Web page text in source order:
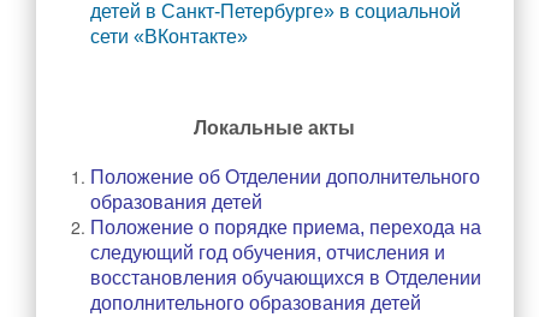
Школьная жизнь
Достижения обучающихся
Наши события
Школьные предметные недели
Спортивные события
детей в Санкт-Петербурге» в социальной
сети «ВКонтакте»
Локальные акты
Положение об Отделении дополнительного
образования детей
Положение о порядке приема, перехода на
следующий год обучения, отчисления и
восстановления обучающихся в Отделении
дополнительного образования детей